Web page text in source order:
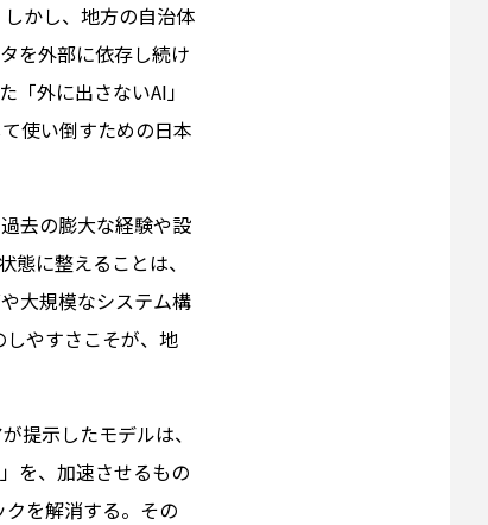
かし、地方の自治体
を外部に依存し続け
外に出さないAI」
使い倒すための日本
去の膨大な経験や設
に整えることは、
大規模なシステム構
やすさこそが、地
提示したモデルは、
を、加速させるもの
を解消する。その